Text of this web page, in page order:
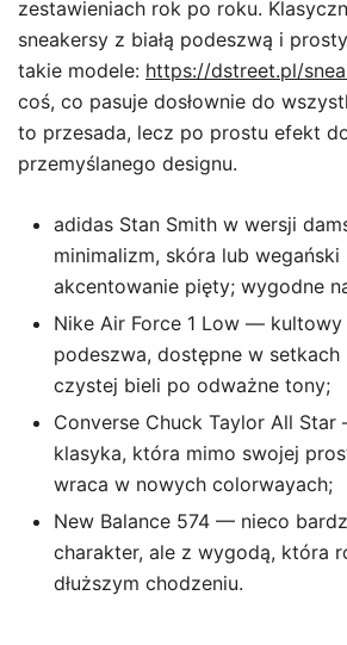
zestawieniach rok po roku.
sneakersy z białą podeszwą i
takie modele: https://dstreet.pl/
coś, co pasuje dosłownie do
to przesada, lecz po prostu efekt
przemyślanego designu.
adidas Stan Smith w wersji
minimalizm, skóra lub
akcentowanie pięty; wygodne
Nike Air Force 1 Low —
podeszwa, dostępne w
czystej bieli po odważne tony;
Converse Chuck Taylor All Star
klasyka, która mimo swojej
wraca w nowych colorwayach;
New Balance 574 — nieco
charakter, ale z wygodą, która
dłuższym chodzeniu.